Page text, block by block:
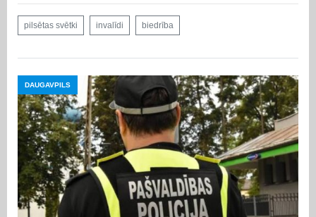
pilsētas svētki invalīdi biedrība
DAUGAVPILS